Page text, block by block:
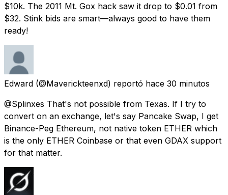
$10k. The 2011 Mt. Gox hack saw it drop to $0.01 from
$32. Stink bids are smart—always good to have them
ready!
Edward (@Maverickteenxd) reportó hace 30 minutos
@Splinxes That's not possible from Texas. If I try to
convert on an exchange, let's say Pancake Swap, I get
Binance-Peg Ethereum, not native token ETHER which
is the only ETHER Coinbase or that even GDAX support
for that matter.